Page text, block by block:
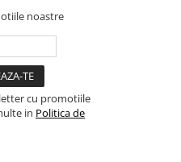
noastre
cu promotiile
in Politica de